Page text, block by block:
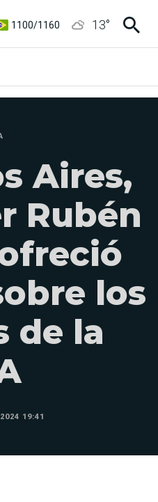
3,8/4
13°
Aires,
Rubén
los
de la
19:41